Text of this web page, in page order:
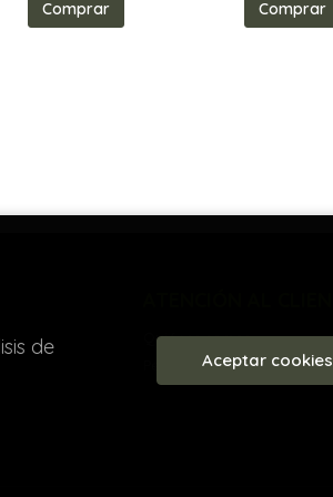
Comprar Comprar
Quiénes somos
Pedidos especiales
de
Aceptar cookies